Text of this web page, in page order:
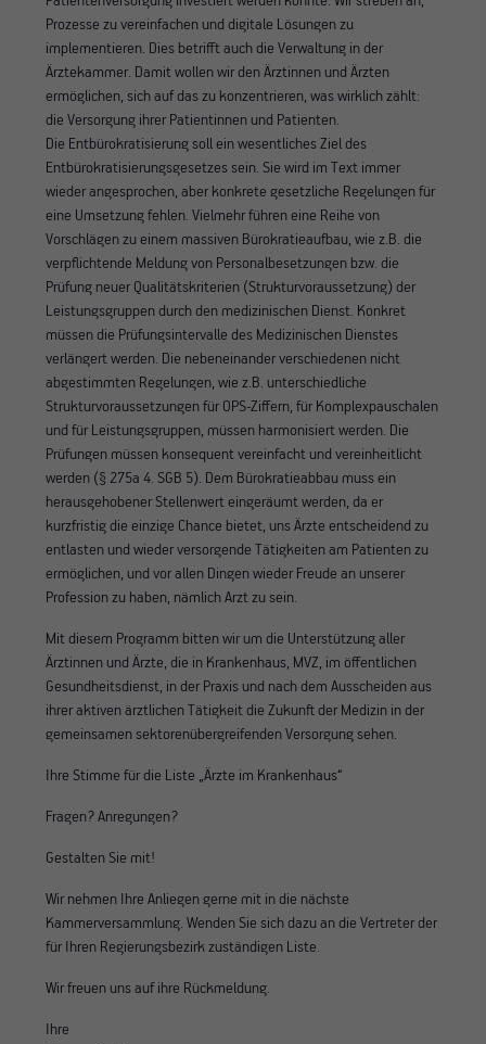
Prozesse zu vereinfachen und digitale Lösungen zu
implementieren. Dies betrifft auch die Verwaltung in der
Ärztekammer. Damit wollen wir den Ärztinnen und Ärzten
ermöglichen, sich auf das zu konzentrieren, was wirklich zählt:
die Versorgung ihrer Patientinnen und Patienten.
Die Entbürokratisierung soll ein wesentliches Ziel des
Entbürokratisierungsgesetzes sein. Sie wird im Text immer
wieder angesprochen, aber konkrete gesetzliche Regelungen für
eine Umsetzung fehlen. Vielmehr führen eine Reihe von
Vorschlägen zu einem massiven Bürokratieaufbau, wie z.B. die
verpflichtende Meldung von Personalbesetzungen bzw. die
Prüfung neuer Qualitätskriterien (Strukturvoraussetzung) der
Leistungsgruppen durch den medizinischen Dienst. Konkret
müssen die Prüfungsintervalle des Medizinischen Dienstes
verlängert werden. Die nebeneinander verschiedenen nicht
abgestimmten Regelungen, wie z.B. unterschiedliche
Strukturvoraussetzungen für OPS-Ziffern, für Komplexpauschalen
und für Leistungsgruppen, müssen harmonisiert werden. Die
Prüfungen müssen konsequent vereinfacht und vereinheitlicht
werden (§ 275a 4. SGB 5). Dem Bürokratieabbau muss ein
herausgehobener Stellenwert eingeräumt werden, da er
kurzfristig die einzige Chance bietet, uns Ärzte entscheidend zu
entlasten und wieder versorgende Tätigkeiten am Patienten zu
ermöglichen, und vor allen Dingen wieder Freude an unserer
Profession zu haben, nämlich Arzt zu sein.
Mit diesem Programm bitten wir um die Unterstützung aller
Ärztinnen und Ärzte, die in Krankenhaus, MVZ, im öffentlichen
Gesundheitsdienst, in der Praxis und nach dem Ausscheiden aus
ihrer aktiven ärztlichen Tätigkeit die Zukunft der Medizin in der
gemeinsamen sektorenübergreifenden Versorgung sehen.
Ihre Stimme für die Liste „Ärzte im Krankenhaus“
Fragen? Anregungen?
Gestalten Sie mit!
Wir nehmen Ihre Anliegen gerne mit in die nächste
Kammerversammlung. Wenden Sie sich dazu an die Vertreter der
für Ihren Regierungsbezirk zuständigen Liste.
Wir freuen uns auf ihre Rückmeldung.
Ihre